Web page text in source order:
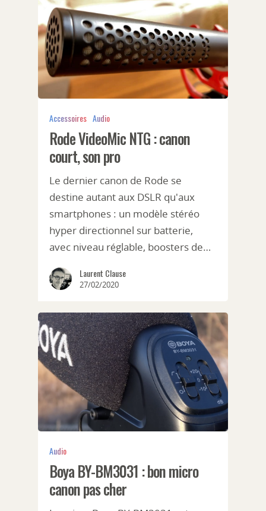
Accessoires Audio
Rode VideoMic NTG : canon
court, son pro
Le dernier canon de Rode se
destine autant aux DSLR qu'aux
smartphones : un modèle stéréo
hyper directionnel sur batterie,
avec niveau réglable, boosters de…
Laurent Clause
27/02/2020
Audio
Boya BY-BM3031 : bon micro
canon pas cher